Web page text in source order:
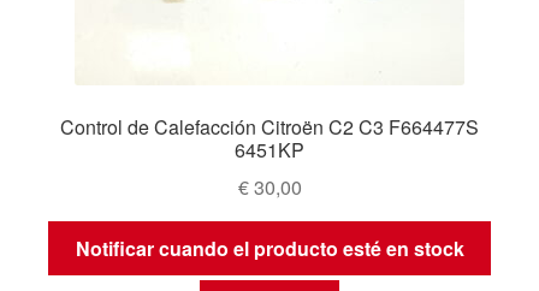
Control de Calefacción Citroën C2 C3 F664477S
6451KP
€30,00
Notificar cuando el producto esté en stock